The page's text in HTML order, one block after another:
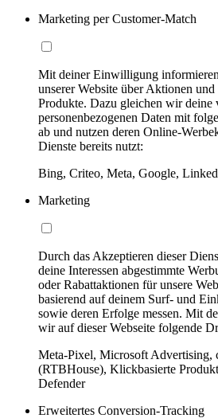
Marketing per Customer-Match
Mit deiner Einwilligung
unserer Website über Aktionen
Produkte. Dazu gleichen wir deine
personenbezogenen Daten mit
ab und nutzen deren Online-
Dienste bereits nutzt:
Bing, Criteo, Meta, Google,
Marketing
Durch das Akzeptieren dieser
deine Interessen abgestimmte
oder Rabattaktionen für unsere
basierend auf deinem Surf- und
sowie deren Erfolge messen. Mit
wir auf dieser Webseite folgende
Meta-Pixel, Microsoft Advertising,
(RTBHouse), Klickbasierte
Defender
Erweitertes Conversion-Tracking